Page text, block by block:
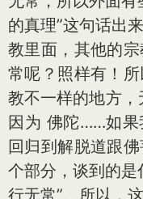
的真理”这句话出
教里面，其他的
常呢？照样有！
教不一样的地方，
因为 佛陀……如果
回归到解脱道跟
个部分，谈到的是
行无常”。所以，